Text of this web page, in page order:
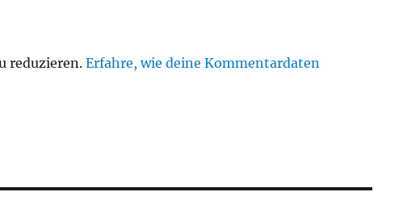
reduzieren.Erfahre, wie deine Kommentardaten